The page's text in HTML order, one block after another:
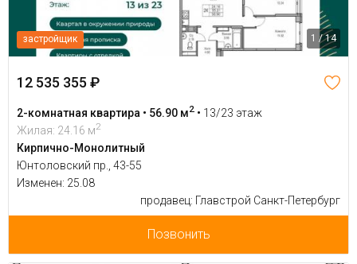
застройщик 1 / 14
12 535 355 ₽
2-комнатная квартира • 56.90 м2 • 13/23 этаж
Жилая: 24.16 м2
Кирпично-Монолитный
Юнтоловский пр., 43-55
Изменен: 25.08
продавец: Главстрой Санкт-Петербург
Позвонить